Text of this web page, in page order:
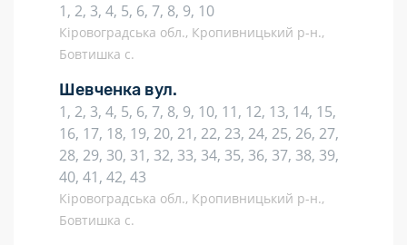
1, 2, 3, 4, 5, 6, 7, 8, 9, 10
Кіровоградська обл., Кропивницький р-н.,
Бовтишка с.
Шевченка вул.
1, 2, 3, 4, 5, 6, 7, 8, 9, 10, 11, 12, 13, 14, 15,
16, 17, 18, 19, 20, 21, 22, 23, 24, 25, 26, 27,
28, 29, 30, 31, 32, 33, 34, 35, 36, 37, 38, 39,
40, 41, 42, 43
Кіровоградська обл., Кропивницький р-н.,
Бовтишка с.